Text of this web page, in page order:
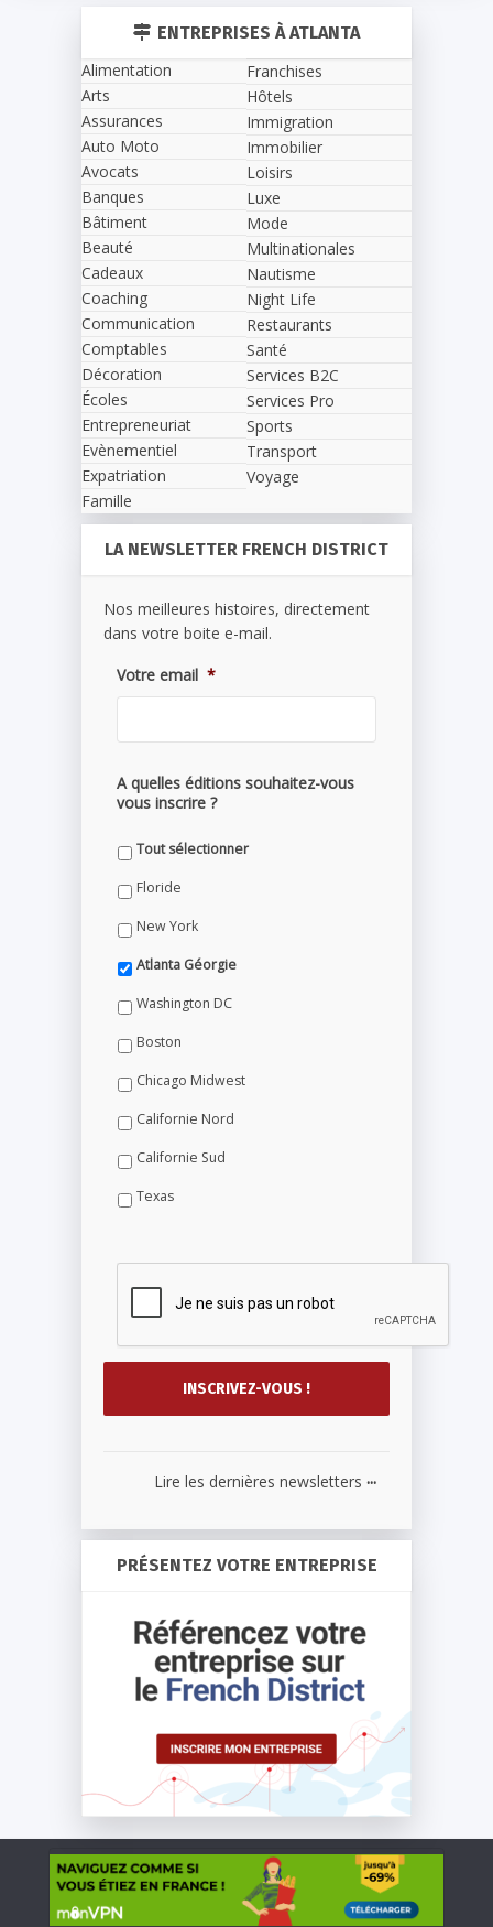
ENTREPRISES À ATLANTA
Alimentation
Arts
Assurances
Auto Moto
Avocats
Banques
Bâtiment
Beauté
Cadeaux
Coaching
Communication
Comptables
Décoration
Écoles
Entrepreneuriat
Evènementiel
Expatriation
Famille
Franchises
Hôtels
Immigration
Immobilier
Loisirs
Luxe
Mode
Multinationales
Nautisme
Night Life
Restaurants
Santé
Services B2C
Services Pro
Sports
Transport
Voyage
LA NEWSLETTER FRENCH DISTRICT
Nos meilleures histoires, directement
dans votre boite e-mail.
Votre email *
A quelles éditions souhaitez-vous
vous inscrire ?
Tout sélectionner
Floride
New York
Atlanta Géorgie
Washington DC
Boston
Chicago Midwest
Californie Nord
Californie Sud
Texas
Lire les dernières newsletters ...
PRÉSENTEZ VOTRE ENTREPRISE